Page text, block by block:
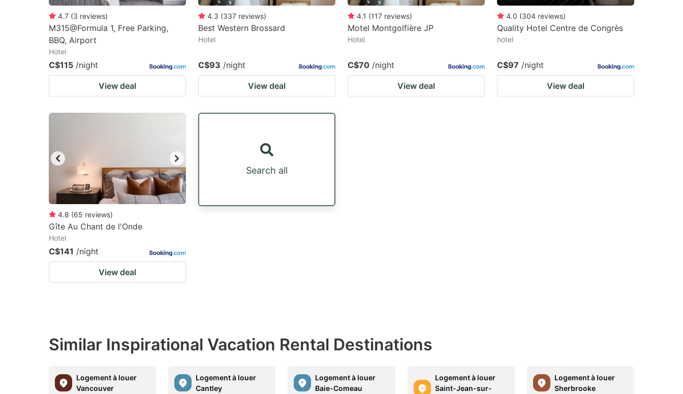
4.7 (3 reviews)
M315@Formula 1, Free Parking,
BBQ, Airport
Hotel
C$115 /night
View deal
4.3 (337 reviews)
Best Western Brossard
Hotel
C$93 /night
View deal
4.1 (117 reviews)
Motel Montgolfière JP
Hotel
C$70 /night
View deal
4.0 (304 reviews)
Quality Hotel Centre de Congrès
hotel
C$97 /night
View deal
4.8 (65 reviews)
Gîte Au Chant de l'Onde
Hotel
C$141 /night
View deal
Search all
Similar Inspirational Vacation Rental Destinations
Logement à louer
Vancouver
Logement à louer
Cantley
Logement à louer
Baie-Comeau
Logement à louer
Saint-Jean-sur-
Logement à louer
Sherbrooke